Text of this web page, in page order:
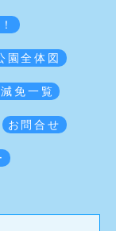
園全体図
免一覧
お問合せ